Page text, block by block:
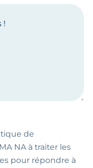
de
NA à traiter les
pour répondre à